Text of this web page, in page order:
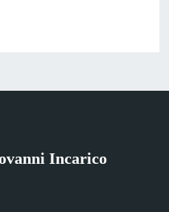
Incarico